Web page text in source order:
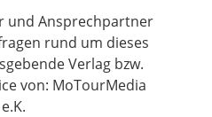
und Ansprechpartner
rund um dieses
Verlag bzw.
von: MoTourMedia
e.K.